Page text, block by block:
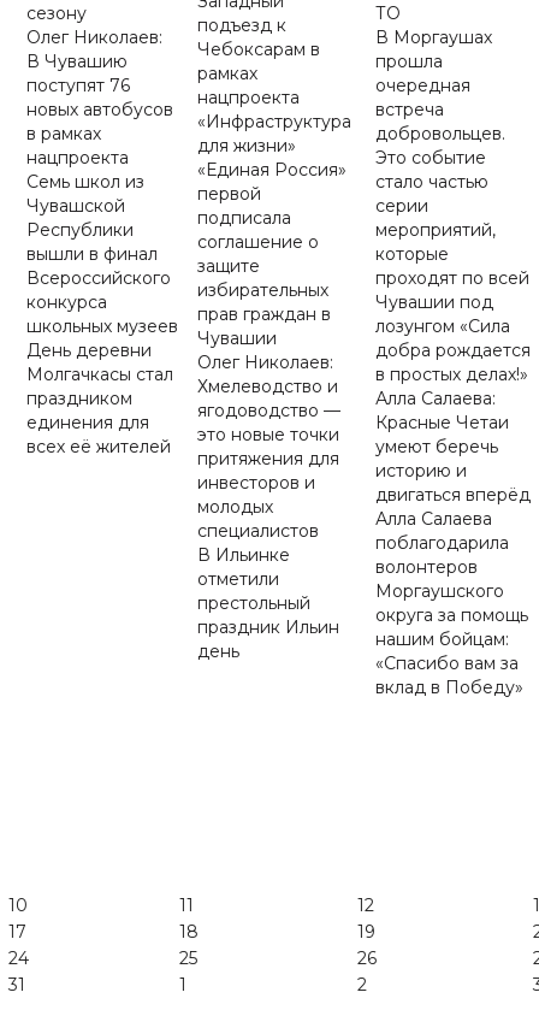
сезону
Олег Николаев:
В Чувашию
поступят 76
новых автобусов
в рамках
нацпроекта
Семь школ из
Чувашской
Республики
вышли в финал
Всероссийского
конкурса
школьных музеев
День деревни
Молгачкасы стал
праздником
единения для
всех её жителей
подъезд к
Чебоксарам в
рамках
нацпроекта
«Инфраструктура
для жизни»
«Единая Россия»
первой
подписала
соглашение о
защите
избирательных
прав граждан в
Чувашии
Олег Николаев:
Хмелеводство и
ягодоводство —
это новые точки
притяжения для
инвесторов и
молодых
специалистов
В Ильинке
отметили
престольный
праздник Ильин
день
ТО
В Моргаушах
прошла
очередная
встреча
добровольцев.
Это событие
стало частью
серии
мероприятий,
которые
проходят по всей
Чувашии под
лозунгом «Сила
добра рождается
в простых делах!»
Алла Салаева:
Красные Четаи
умеют беречь
историю и
двигаться вперёд
Алла Салаева
поблагодарила
волонтеров
Моргаушского
округа за помощь
нашим бойцам:
«Спасибо вам за
вклад в Победу»
10 11 12
17
18 19
24
25 26
31
1 2